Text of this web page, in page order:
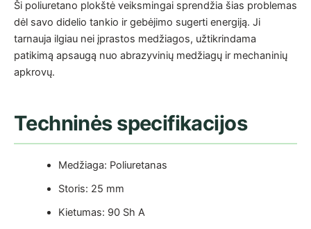
Ši poliuretano plokštė veiksmingai sprendžia šias problemas
dėl savo didelio tankio ir gebėjimo sugerti energiją. Ji
tarnauja ilgiau nei įprastos medžiagos, užtikrindama
patikimą apsaugą nuo abrazyvinių medžiagų ir mechaninių
apkrovų.
Techninės specifikacijos
Medžiaga: Poliuretanas
Storis: 25 mm
Kietumas: 90 Sh A